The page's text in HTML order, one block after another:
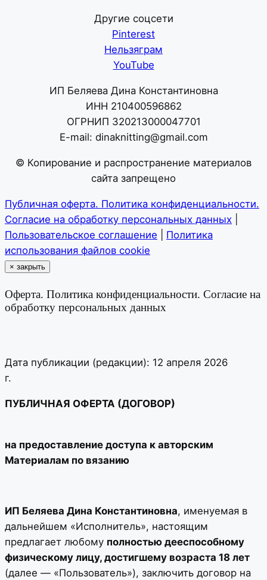
Другие соцсети
Pinterest
Нельзяграм
YouTube
ИП Беляева Дина Константиновна
ИНН 210400596862
ОГРНИП 320213000047701
E-mail: dinaknitting@gmail.com
© Копирование и распространение материалов
сайта запрещено
Публичная оферта. Политика конфиденциальности.
Согласие на обработку персональных данных
Пользовательское соглашение
Политика
использования файлов cookie
× закрыть
Оферта. Политика конфиденциальности. Согласие на
обработку персональных данных
Дата публикации (редакции): 12 апреля 2026
г.
ПУБЛИЧНАЯ ОФЕРТА (ДОГОВОР)
на предоставление доступа к авторским
Материалам по вязанию
ИП Беляева Дина Константиновна, именуемая в
дальнейшем «Исполнитель», настоящим
предлагает любому полностью дееспособному
физическому лицу, достигшему возраста 18 лет
(далее — «Пользователь»), заключить договор на